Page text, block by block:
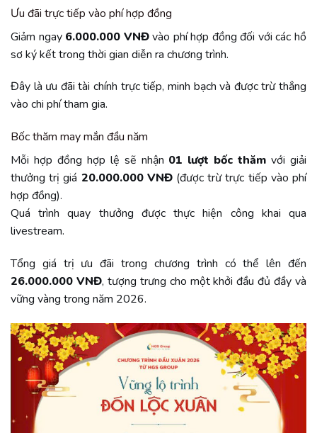
Ưu đãi trực tiếp vào phí hợp đồng
Giảm ngay 6.000.000 VNĐvào phí hợp đồng đối với các hồ
sơ ký kết trong thời gian diễn ra chương trình.
Đây là ưu đãi tài chính trực tiếp, minh bạch và được trừ thẳng
vào chi phí tham gia.
Bốc thăm may mắn đầu năm
Mỗi hợp đồng hợp lệ sẽ nhận 01 lượt bốc thăm với giải
thưởng trị giá 20.000.000 VNĐ(được trừ trực tiếp vào phí
hợp đồng).
Quá trình quay thưởng được thực hiện công khai qua
livestream.
Tổng giá trị ưu đãi trong chương trình có thể lên đến
26.000.000 VNĐ, tượng trưng cho một khởi đầu đủ đầy và
vững vàng trong năm 2026.